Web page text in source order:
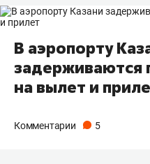
В аэропорту
задерживаются
на вылет и
Комментарии 5